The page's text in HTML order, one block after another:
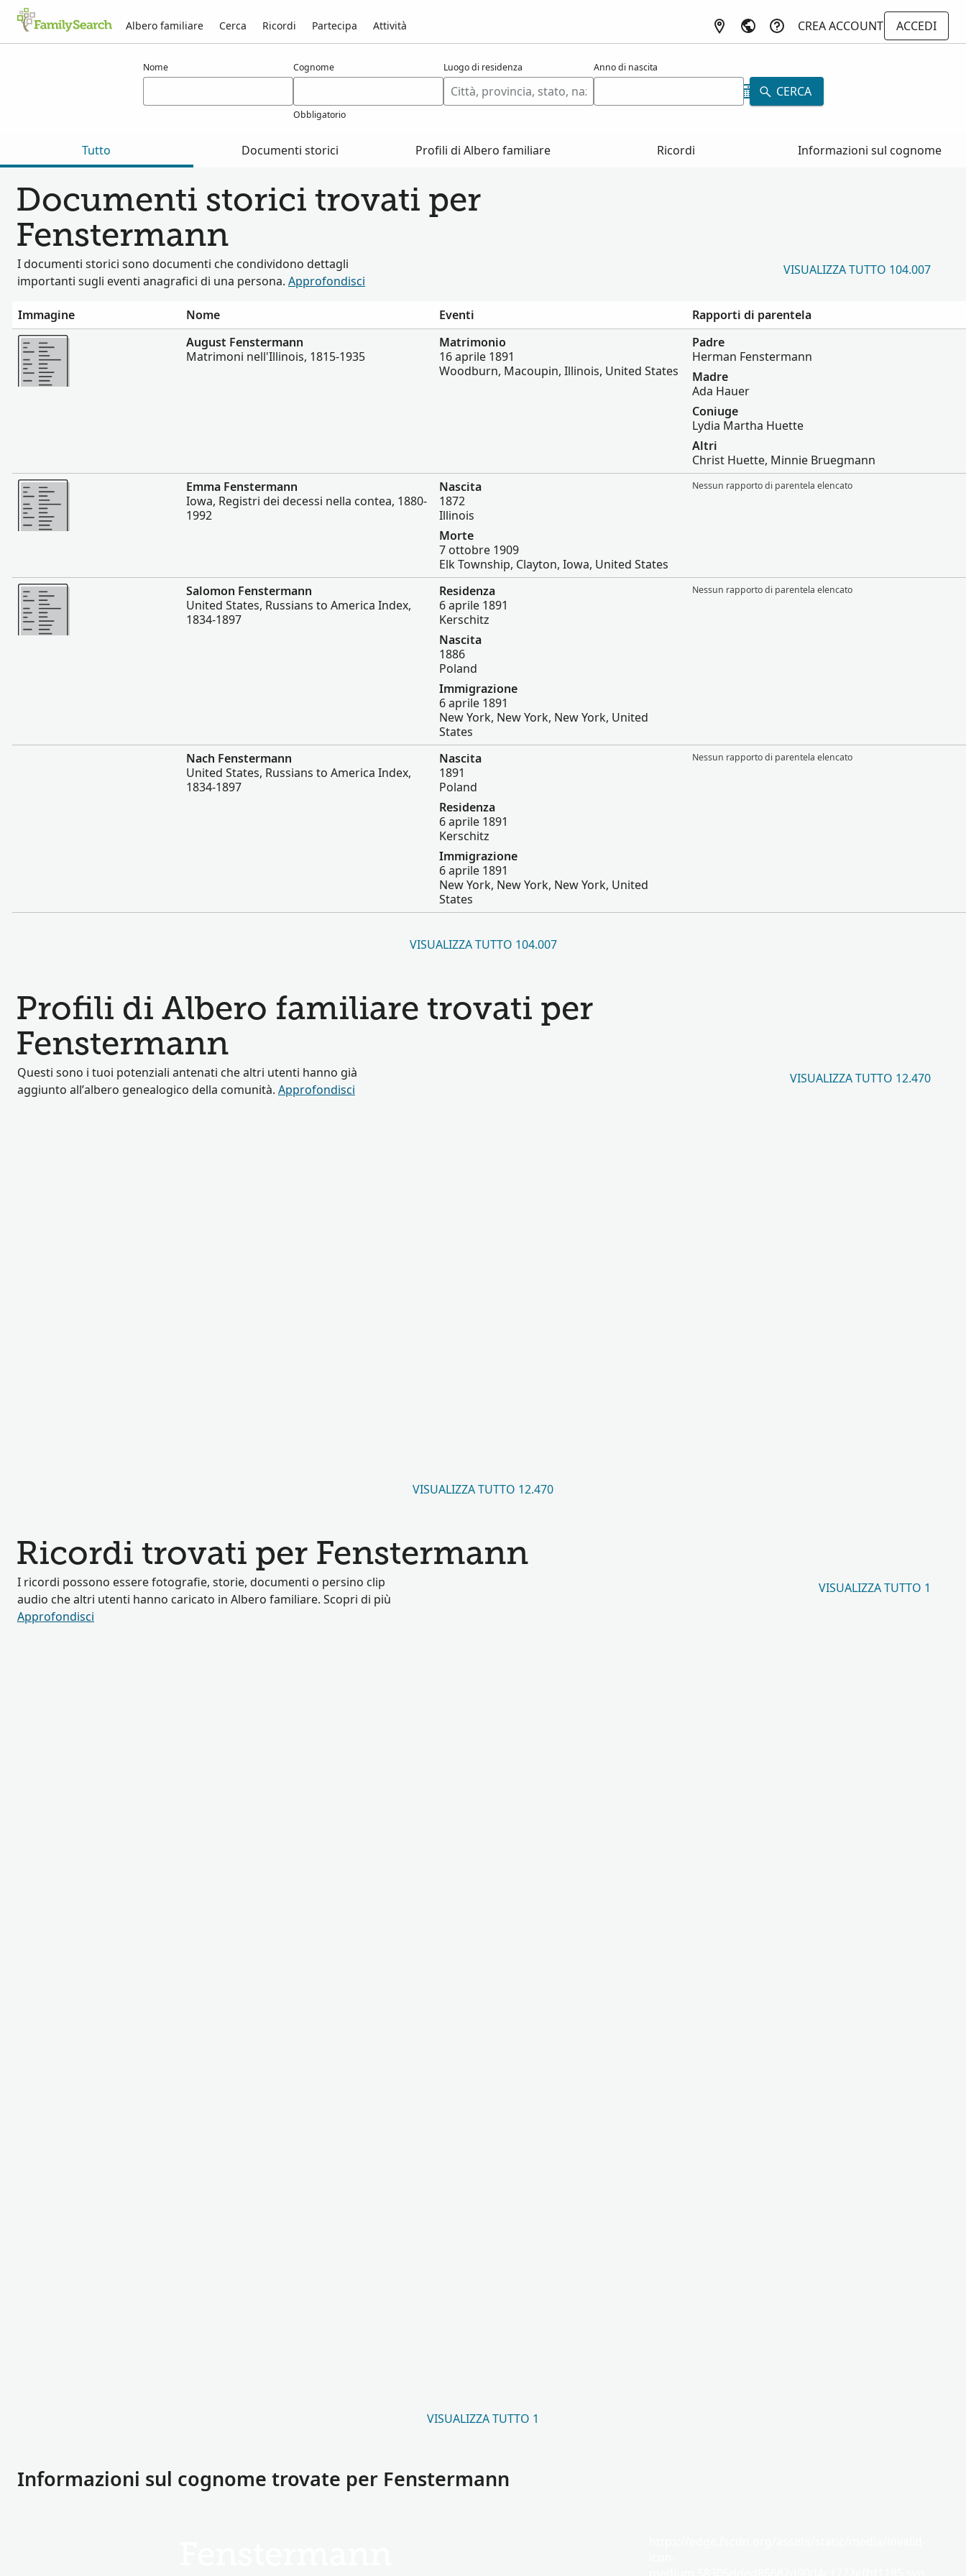
Albero familiare Cerca Ricordi Partecipa Attività CREA ACCOUNT
ACCEDI
Nome Cognome
Obbligatorio
Luogo di residenza Anno di nascita
CERCA
Tutto Documenti storici Profili di Albero familiare Ricordi Informazioni sul cognome
Documenti storici trovati per
Fenstermann
I documenti storici sono documenti che condividono dettagli
importanti sugli eventi anagrafici di una persona. Approfondisci
VISUALIZZA TUTTO 104.007
Immagine Nome Eventi
Rapporti di parentela
Altro
August Fenstermann
Matrimoni nell'Illinois, 1815-1935
Matrimonio
16 aprile 1891
Woodburn, Macoupin, Illinois, United States
Padre
Herman Fenstermann
Madre
Ada Hauer
Coniuge
Lydia Martha Huette
Altri
Christ Huette, Minnie Bruegmann
Altro
Emma Fenstermann
Iowa, Registri dei decessi nella contea, 1880-
1992
Nascita
1872
Illinois
Morte
7 ottobre 1909
Elk Township, Clayton, Iowa, United States
Nessun rapporto di parentela elencato
Altro
Salomon Fenstermann
United States, Russians to America Index,
1834-1897
Residenza
6 aprile 1891
Kerschitz
Nascita
1886
Poland
Immigrazione
6 aprile 1891
New York, New York, New York, United
States
Nessun rapporto di parentela elencato
Nach Fenstermann
United States, Russians to America Index,
1834-1897
Nascita
1891
Poland
Residenza
6 aprile 1891
Kerschitz
Immigrazione
6 aprile 1891
New York, New York, New York, United
States
Nessun rapporto di parentela elencato
VISUALIZZA TUTTO 104.007
Profili di Albero familiare trovati per
Fenstermann
Questi sono i tuoi potenziali antenati che altri utenti hanno già
aggiunto all’albero genealogico della comunità. Approfondisci
VISUALIZZA TUTTO 12.470
VISUALIZZA TUTTO 12.470
Ricordi trovati per Fenstermann
I ricordi possono essere fotografie, storie, documenti o persino clip
audio che altri utenti hanno caricato in Albero familiare. Scopri di più
Approfondisci
VISUALIZZA TUTTO 1
VISUALIZZA TUTTO 1
Informazioni sul cognome trovate per Fenstermann